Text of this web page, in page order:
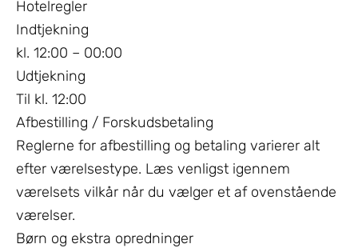
Hotelregler
Indtjekning
kl. 12:00 – 00:00
Udtjekning
Til kl. 12:00
Afbestilling / Forskudsbetaling
Reglerne for afbestilling og betaling varierer alt
efter værelsestype. Læs venligst igennem
værelsets vilkår når du vælger et af ovenstående
værelser.
Børn og ekstra opredninger